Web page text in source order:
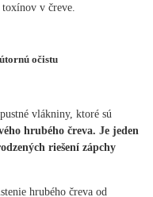
v čreve.
očistu
vlákniny, ktoré sú
hrubého čreva. Je jeden
riešení zápchy
hrubého čreva od